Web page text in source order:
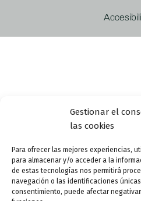
Gestionar el
las cookies
Para ofrecer las mejores experiencias,
para almacenar y/o acceder a la
de estas tecnologías nos permitirá
navegación o las identificaciones
consentimiento, puede afectar